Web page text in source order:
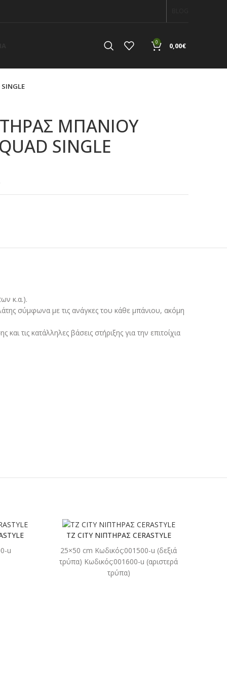
0 0,00€
ΜΠΑΝΙΟΥ
SINGLE
κ.α.).
σύμφωνα με τις ανάγκες του κάθε μπάνιου, ακόμη
τις κατάλληλες βάσεις στήριξης για την επιτοίχια
u
TZ CITY ΝΙΠΤΗΡΑΣ CERASTYLE
25×50 cm Κωδικός:001500-u (δεξιά
τρύπα) Κωδικός:001600-u (αριστερά
τρύπα)
ΔΙΑΒΑΣΤΕ
ΠΕΡΙΣΣΟΤΕΡΑ